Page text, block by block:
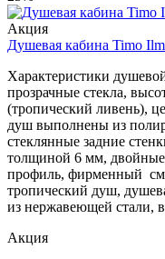
Акция
Душевая кабина Timo
Характеристики
прозрачные стекла,
(тропический ливень),
душ выполнены из
стеклянные задние
толщиной 6 мм,
профиль, фирменный
тропический душ,
из нержавеющей стали,
Акция